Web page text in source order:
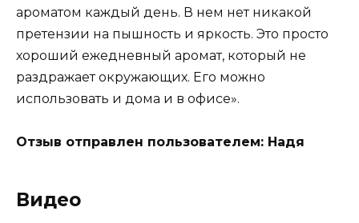
ароматом каждый день. В нем нет никакой
претензии на пышность и яркость. Это просто
хороший ежедневный аромат, который не
раздражает окружающих. Его можно
использовать и дома и в офисе».
Отзыв отправлен пользователем: Надя
Видео